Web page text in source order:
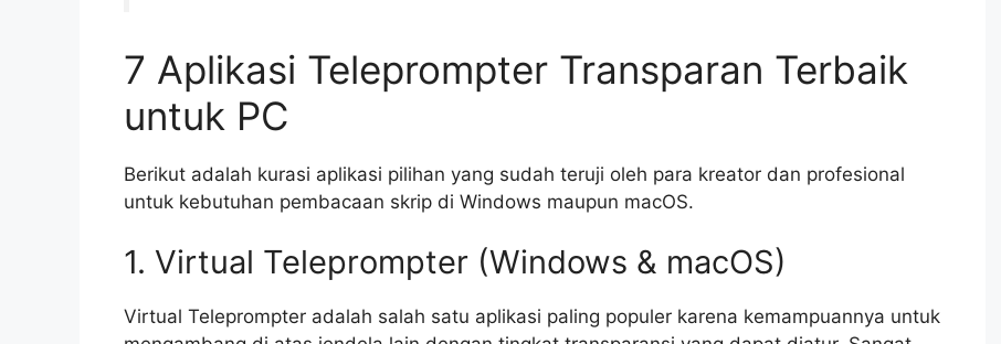
7 Aplikasi Teleprompter Transparan Terbaik
untuk PC
Berikut adalah kurasi aplikasi pilihan yang sudah teruji oleh para kreator dan profesional
untuk kebutuhan pembacaan skrip di Windows maupun macOS.
1. Virtual Teleprompter (Windows & macOS)
Virtual Teleprompter adalah salah satu aplikasi paling populer karena kemampuannya untuk